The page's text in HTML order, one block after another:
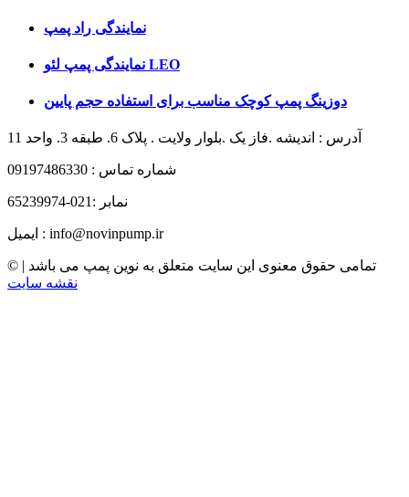
نمایندگی راد پمپ
نمایندگی پمپ لئو LEO
دوزینگ پمپ کوچک مناسب برای استفاده حجم پایین
آدرس : اندیشه .فاز یک .بلوار ولایت . پلاک 6. طبقه 3. واحد 11
شماره تماس : 09197486330
نمابر :021-65239974
ایمیل : info@novinpump.ir
© تمامی حقوق معنوی این سایت متعلق به نوین پمپ می باشد |
نقشه سایت